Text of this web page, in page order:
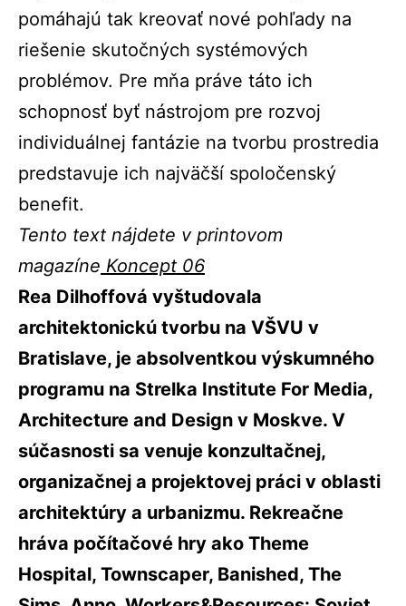
pomáhajú tak kreovať nové pohľady na
riešenie skutočných systémových
problémov. Pre mňa práve táto ich
schopnosť byť nástrojom pre rozvoj
individuálnej fantázie na tvorbu prostredia
predstavuje ich najväčší spoločenský
benefit.
Tento text nájdete v printovom
magazíne Koncept 06
Rea Dilhoffová vyštudovala
architektonickú tvorbu na VŠVU v
Bratislave, je absolventkou výskumného
programu na Strelka Institute For Media,
Architecture and Design v Moskve. V
súčasnosti sa venuje konzultačnej,
organizačnej a projektovej práci v oblasti
architektúry a urbanizmu. Rekreačne
hráva počítačové hry ako Theme
Hospital, Townscaper, Banished, The